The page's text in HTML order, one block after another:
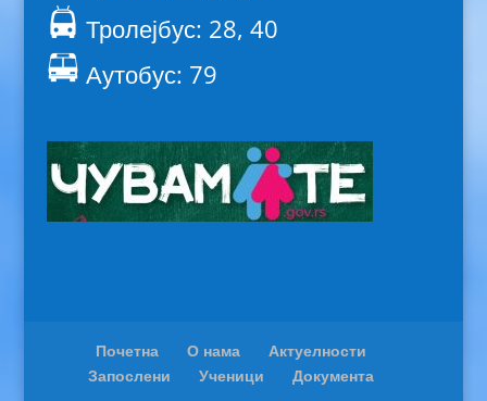
Тролејбус: 28, 40
Аутобус: 79
Почетна О нама
Актуелности
Запослени
Ученици Документа